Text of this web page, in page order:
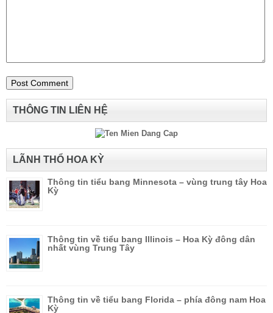
THÔNG TIN LIÊN HỆ
LÃNH THỔ HOA KỲ
Thông tin tiểu bang Minnesota – vùng trung tây Hoa
Kỳ
Thông tin về tiểu bang Illinois – Hoa Kỳ đông dân
nhất vùng Trung Tây
Thông tin về tiểu bang Florida – phía đông nam Hoa
Kỳ